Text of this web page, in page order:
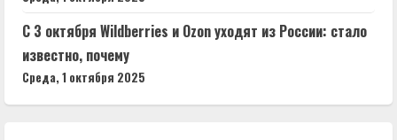
С 3 октября Wildberries и Ozon уходят из России: стало
известно, почему
Среда, 1 октября 2025